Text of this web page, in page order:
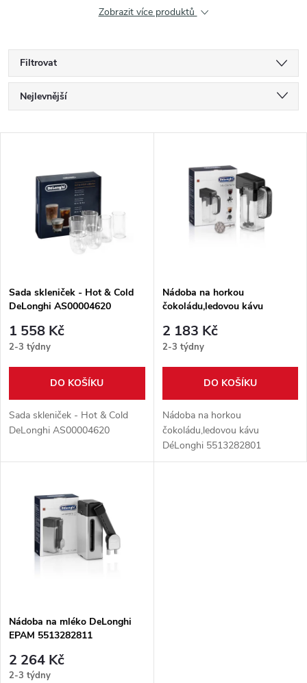
Zobrazit více produktů
Filtrovat
Ř
a
p
r
o
d
u
Nejlevnější
Abecedně
s
p
r
d
u
Sada skleniček - Hot & Cold
DeLonghi AS00004620
1 558 Kč
2-3 týdny
DO KOŠÍKU
Sada skleniček - Hot & Cold
DeLonghi AS00004620
Nádoba na horkou
čokoládu,ledovou kávu
2 183 Kč
2-3 týdny
DO KOŠÍKU
Nádoba na horkou
čokoládu,ledovou kávu
DéLonghi 5513282801
Nádoba na mléko DeLonghi
EPAM 5513282811
2 264 Kč
2-3 týdny